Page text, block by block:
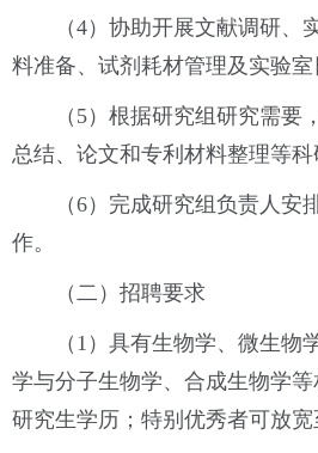
（4）协助开展文献调研、
料准备、试剂耗材管理及实验室
（5）根据研究组研究需要
总结、论文和专利材料整理等科
（6）完成研究组负责人安
作。
（二）招聘要求
（1）具有生物学、微生物
学与分子生物学、合成生物学
研究生学历；特别优秀者可放宽